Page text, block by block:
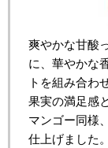
爽やかな甘酸
に、華やかな
トを組み合わ
果実の満足感
マンゴー同様
仕上げました。